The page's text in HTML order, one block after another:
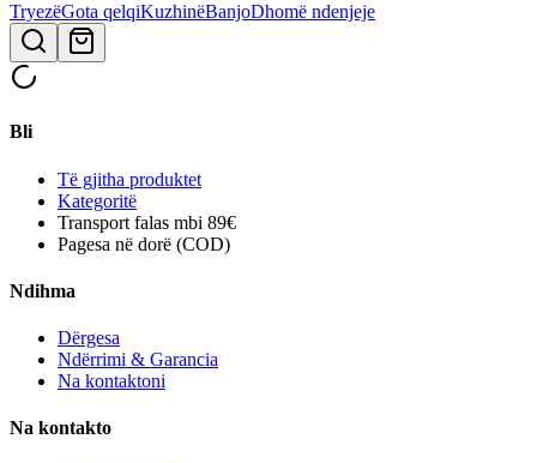
TryezëGota qelqiKuzhinëBanjoDhomë ndenjeje
Bli
Të gjitha produktet
Kategoritë
Transport falas mbi 89€
Pagesa në dorë (COD)
Ndihma
Dërgesa
Ndërrimi & Garancia
Na kontaktoni
Na kontakto